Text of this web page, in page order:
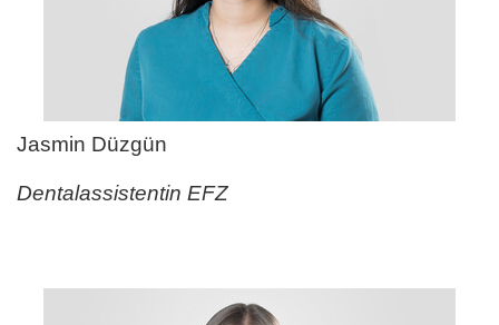
Jasmin Düzgün
Dentalassistentin EFZ